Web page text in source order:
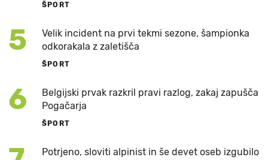
ŠPORT
5
Velik incident na prvi tekmi sezone, šampionka
odkorakala z zaletišča
ŠPORT
6
Belgijski prvak razkril pravi razlog, zakaj zapušča
Pogačarja
ŠPORT
Potrjeno, sloviti alpinist in še devet oseb izgubilo